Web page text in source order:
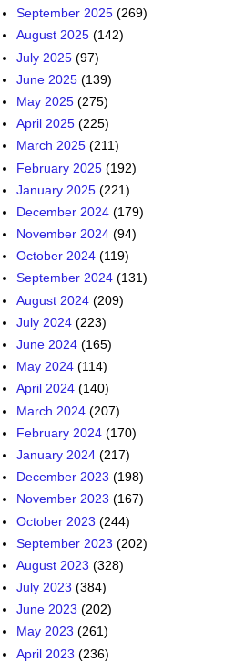
September 2025 (269)
August 2025 (142)
July 2025 (97)
June 2025 (139)
May 2025 (275)
April 2025 (225)
March 2025 (211)
February 2025 (192)
January 2025 (221)
December 2024 (179)
November 2024 (94)
October 2024 (119)
September 2024 (131)
August 2024 (209)
July 2024 (223)
June 2024 (165)
May 2024 (114)
April 2024 (140)
March 2024 (207)
February 2024 (170)
January 2024 (217)
December 2023 (198)
November 2023 (167)
October 2023 (244)
September 2023 (202)
August 2023 (328)
July 2023 (384)
June 2023 (202)
May 2023 (261)
April 2023 (236)